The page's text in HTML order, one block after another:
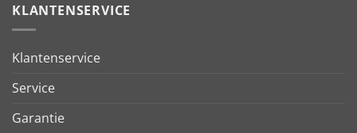
KLANTENSERVICE
Klantenservice
Service
Garantie